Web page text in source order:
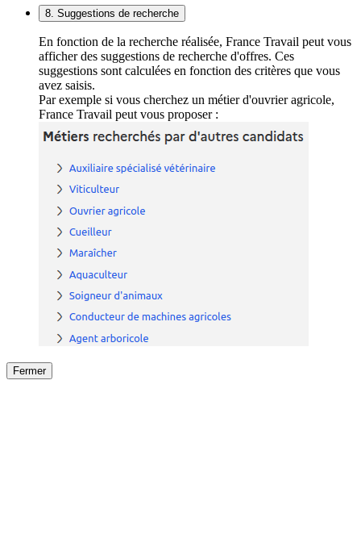
8. Suggestions de recherche
En fonction de la recherche réalisée, France Travail peut vous
afficher des suggestions de recherche d'offres. Ces
suggestions sont calculées en fonction des critères que vous
avez saisis.
Par exemple si vous cherchez un métier d'ouvrier agricole,
France Travail peut vous proposer :
Fermer